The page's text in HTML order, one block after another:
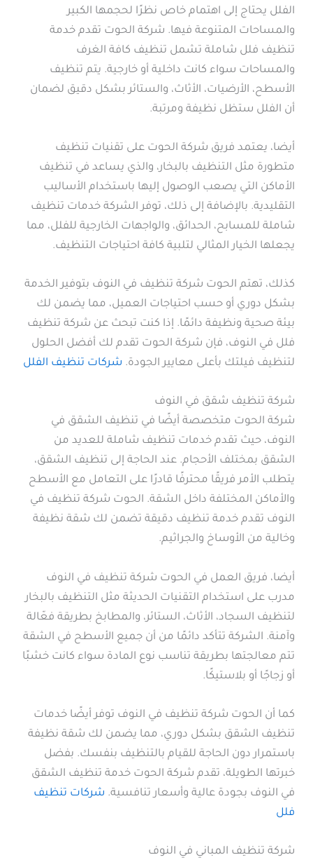
الفلل يحتاج إلى اهتمام خاص نظرًا لحجمها الكبير
والمساحات المتنوعة فيها. شركة الحوت تقدم خدمة
تنظيف فلل شاملة تشمل تنظيف كافة الغرف
والمساحات سواء كانت داخلية أو خارجية. يتم تنظيف
الأسطح، الأرضيات، الأثاث، والستائر بشكل دقيق لضمان
أن الفلل ستظل نظيفة ومرتبة.
أيضا، يعتمد فريق شركة الحوت على تقنيات تنظيف
متطورة مثل التنظيف بالبخار، والذي يساعد في تنظيف
الأماكن التي يصعب الوصول إليها باستخدام الأساليب
التقليدية. بالإضافة إلى ذلك، توفر الشركة خدمات تنظيف
شاملة للمسابح، الحدائق، والواجهات الخارجية للفلل، مما
يجعلها الخيار المثالي لتلبية كافة احتياجات التنظيف.
كذلك، تهتم الحوت شركة تنظيف في النوف بتوفير الخدمة
بشكل دوري أو حسب احتياجات العميل، مما يضمن لك
بيئة صحية ونظيفة دائمًا. إذا كنت تبحث عن شركة تنظيف
فلل في النوف، فإن شركة الحوت تقدم لك أفضل الحلول
لتنظيف فيلتك بأعلى معايير الجودة. شركات تنظيف الفلل
شركة تنظيف شقق في النوف
شركة الحوت متخصصة أيضًا في تنظيف الشقق في
النوف، حيث تقدم خدمات تنظيف شاملة للعديد من
الشقق بمختلف الأحجام. عند الحاجة إلى تنظيف الشقق،
يتطلب الأمر فريقًا محترفًا قادرًا على التعامل مع الأسطح
والأماكن المختلفة داخل الشقة. الحوت شركة تنظيف في
النوف تقدم خدمة تنظيف دقيقة تضمن لك شقة نظيفة
وخالية من الأوساخ والجراثيم.
أيضا، فريق العمل في الحوت شركة تنظيف في النوف
مدرب على استخدام التقنيات الحديثة مثل التنظيف بالبخار
لتنظيف السجاد، الأثاث، الستائر، والمطابخ بطريقة فعّالة
وآمنة. الشركة تتأكد دائمًا من أن جميع الأسطح في الشقة
تتم معالجتها بطريقة تناسب نوع المادة سواء كانت خشبًا
أو زجاجًا أو بلاستيكًا.
كما أن الحوت شركة تنظيف في النوف توفر أيضًا خدمات
تنظيف الشقق بشكل دوري، مما يضمن لك شقة نظيفة
باستمرار دون الحاجة للقيام بالتنظيف بنفسك. بفضل
خبرتها الطويلة، تقدم شركة الحوت خدمة تنظيف الشقق
في النوف بجودة عالية وأسعار تنافسية. شركات تنظيف
فلل
شركة تنظيف المباني في النوف